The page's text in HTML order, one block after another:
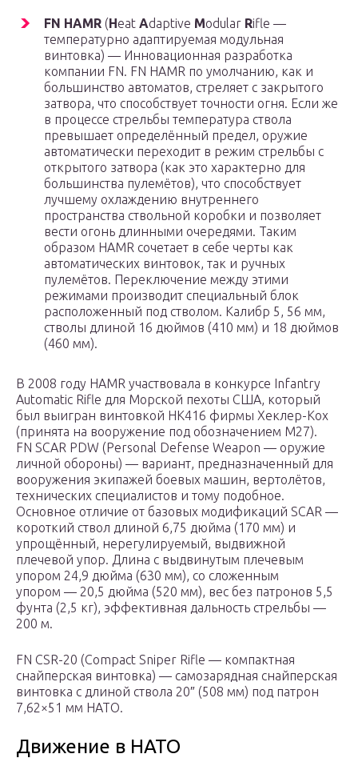
FN HAMR (Heat Adaptive Modular Rifle —
температурно адаптируемая модульная
винтовка) — Инновационная разработка
компании FN. FN HAMR по умолчанию, как и
большинство автоматов, стреляет с закрытого
затвора, что способствует точности огня. Если же
в процессе стрельбы температура ствола
превышает определённый предел, оружие
автоматически переходит в режим стрельбы с
открытого затвора (как это характерно для
большинства пулемётов), что способствует
лучшему охлаждению внутреннего
пространства ствольной коробки и позволяет
вести огонь длинными очередями. Таким
образом HAMR сочетает в себе черты как
автоматических винтовок, так и ручных
пулемётов. Переключение между этими
режимами производит специальный блок
расположенный под стволом. Калибр 5, 56 мм,
стволы длиной 16 дюймов (410 мм) и 18 дюймов
(460 мм).
В 2008 году HAMR участвовала в конкурсе Infantry
Automatic Rifle для Морской пехоты США, который
был выигран винтовкой HK416 фирмы Хеклер-Кох
(принята на вооружение под обозначением M27).
FN SCAR PDW (Personal Defense Weapon — оружие
личной обороны) — вариант, предназначенный для
вооружения экипажей боевых машин, вертолётов,
технических специалистов и тому подобное.
Основное отличие от базовых модификаций SCAR —
короткий ствол длиной 6,75 дюйма (170 мм) и
упрощённый, нерегулируемый, выдвижной
плечевой упор. Длина с выдвинутым плечевым
упором 24,9 дюйма (630 мм), со сложенным
упором — 20,5 дюйма (520 мм), вес без патронов 5,5
фунта (2,5 кг), эффективная дальность стрельбы —
200 м.
FN CSR-20 (Compact Sniper Rifle — компактная
снайперская винтовка) — самозарядная снайперская
винтовка с длиной ствола 20″ (508 мм) под патрон
7,62×51 мм НАТО.
Движение в НАТО